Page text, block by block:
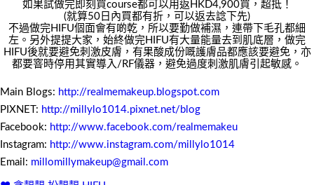
如果試做完即刻買course都可以用返HKD4,900買，超抵！
(就算50日內買都有折，可以返去諗下先)
不過做完HIFU個面會有啲乾，所以要勤做補濕，連帶下毛孔都細
左。另外提提大家，始終做完HIFU有大量能量去到肌底層，做完
HIFU後就要避免刺激皮膚，有果酸成份嘅護膚品都應該要避免，亦
都要窨時停用其實導入/RF儀器，避免過度刺激肌膚引起敏感。
Main Blogs: http://realmemakeup.blogspot.com
PIXNET: http://millylo1014.pixnet.net/blog
Facebook: http://www.facebook.com/realmemakeu
Instagram: http://www.instagram.com/millylo1014
Email: millomillymakeup@gmail.com